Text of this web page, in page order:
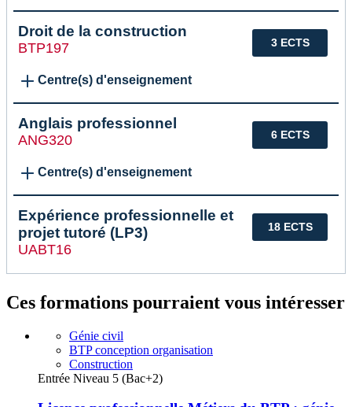
3 ECTS
Droit de la construction
BTP197
Centre(s) d'enseignement
6 ECTS
Anglais professionnel
ANG320
Centre(s) d'enseignement
18 ECTS
Expérience professionnelle et
projet tutoré (LP3)
UABT16
Ces formations pourraient vous intéresser
Génie civil
BTP conception organisation
Construction
Entrée Niveau 5 (Bac+2)